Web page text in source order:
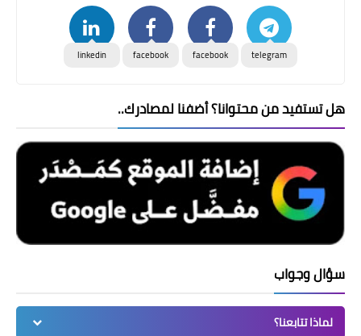
telegram
facebook
facebook
linkedin
هل تستفيد من محتوانا؟ أضفنا لمصادرك..
سؤال وجواب
لماذا تتابعنا؟